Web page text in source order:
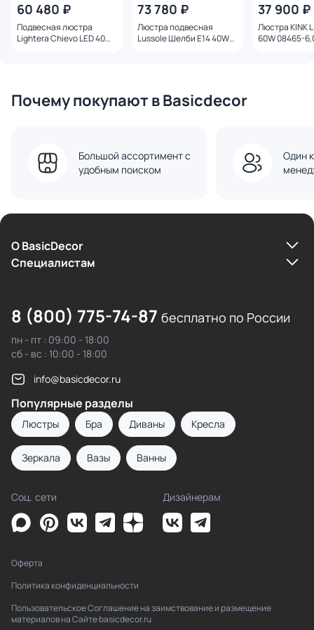
60 480 ₽
Подвесная люстра
Lightera Chievo LED 40W
73 780 ₽
Люстра подвесная
Lussole Шелби E14 40W
37 900 ₽
Люстра KINK
60W 08465-
Почему покупают в Basicdecor
Большой ассортимент с
удобным поиском
Один
О BasicDecor
Cпециалистам
8 (800) 775-74-87 бесплатно по России
пн - пт : 09:00 - 18:00
сб - вс : 10:00 - 18:00
info@basicdecor.ru
Популярные разделы
Люстры Бра Диваны Кресла
Зеркала Вазы Ванны
Соц. сети Дизайнерам
Оферта
Политика конфиденциальности
Пользовательское Соглашение на заимствование и размещение
материалов на Сайте basicdecor.ru